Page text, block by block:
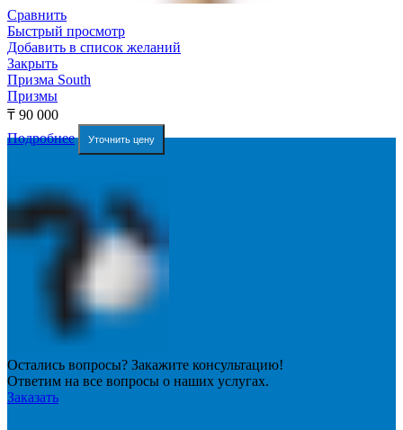
Сравнить
Быстрый просмотр
Добавить в список желаний
Закрыть
Призма South
Призмы
₸ 90 000
Подробнее
Уточнить цену
Остались вопросы? Закажите консультацию!
Ответим на все вопросы о наших услугах.
Заказать